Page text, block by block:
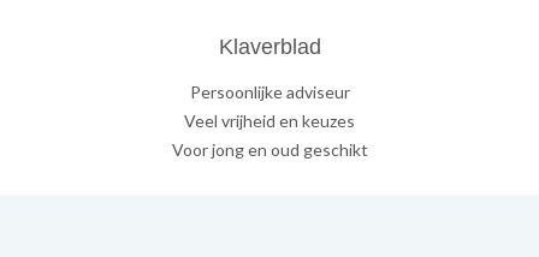
Klaverblad
Persoonlijke adviseur
Veel vrijheid en keuzes
Voor jong en oud geschikt